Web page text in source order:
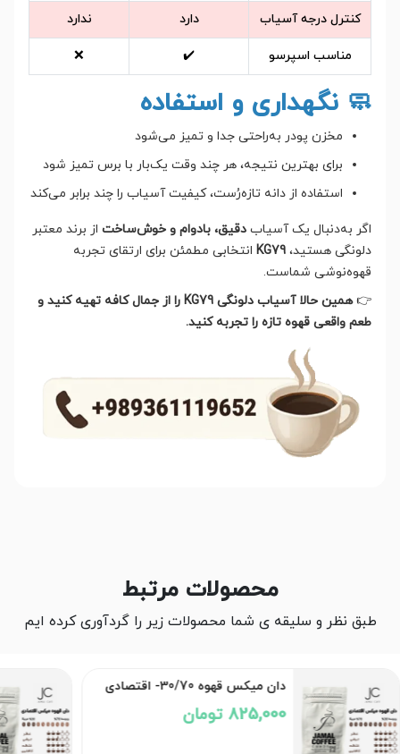
کنترل درجه آسیاب دارد ندارد
مناسب اسپرسو ✔️
❌
🧼 نگهداری و استفاده
مخزن پودر به‌راحتی جدا و تمیز می‌شود
برای بهترین نتیجه، هر چند وقت یک‌بار با برس تمیز شود
استفاده از دانه تازه‌رُست، کیفیت آسیاب را چند برابر می‌کند
اگر به‌دنبال یک آسیاب دقیق، بادوام و خوش‌ساخت از برند معتبر
دلونگی هستید، KG79 انتخابی مطمئن برای ارتقای تجربه
قهوه‌نوشی شماست.
👉
همین حالا آسیاب دلونگی KG79 را از جمال کافه تهیه کنید و
طعم واقعی قهوه تازه را تجربه کنید.
محصولات مرتبط
طبق نظر و سلیقه ی شما محصولات زیر را گردآوری کرده ایم
دان میکس قهوه 30/70- اقتصادی
825,000 تومان